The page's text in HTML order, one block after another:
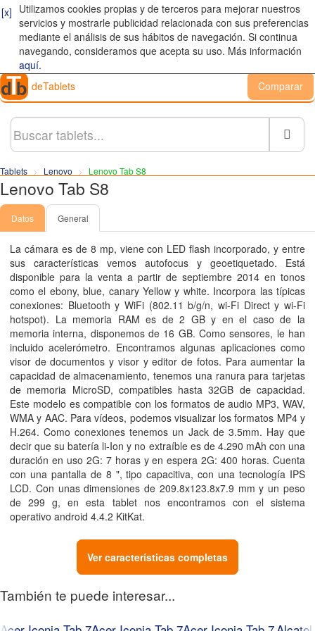
[x] Utilizamos cookies propias y de terceros para mejorar nuestros
servicios y mostrarle publicidad relacionada con sus preferencias
mediante el análisis de sus hábitos de navegación. Si continua
navegando, consideramos que acepta su uso. Más información
aquí.
deTablets
Comparar
Tablets Lenovo Lenovo Tab S8
Lenovo Tab S8
Datos General
La cámara es de 8 mp, viene con LED flash incorporado, y entre
sus características vemos autofocus y geoetiquetado. Está
disponible para la venta a partir de septiembre 2014 en tonos
como el ebony, blue, canary Yellow y white. Incorpora las típicas
conexiones: Bluetooth y WiFi (802.11 b/​g/​n, wi-Fi Direct y wi-Fi
hotspot). La memoria RAM es de 2 GBy en el caso de la
memoria interna, disponemos de 16 GB. Como sensores, le han
incluido acelerómetro. Encontramos algunas aplicaciones como
visor de documentos y visor y editor de fotos. Para aumentar la
capacidad de almacenamiento, tenemos una ranura para tarjetas
de memoria MicroSD, compatibles hasta 32GB de capacidad.
Este modelo es compatible con los formatos de audio MP3, WAV,
WMA y AAC. Para vídeos, podemos visualizar los formatos MP4 y
H.264. Como conexiones tenemos un Jack de 3.5mm. Hay que
decir que su batería li-Ion y no extraíble es de 4.290 mAh con una
duración en uso 2G: 7 horasy en espera 2G: 400 horas. Cuenta
con una pantalla de 8 ", tipo capacitiva, con una tecnología IPS
LCD. Con unas dimensiones de 209.8x123.8x7.9 mm y un peso
de 299g, en esta tablet nos encontramos con el sistema
operativo android 4.4.2 KitKat.
Ver características completas
También te puede interesar...